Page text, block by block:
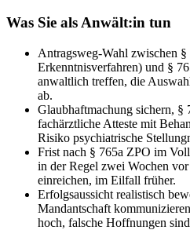
Was Sie als Anwält:in tun
Antragsweg-Wahl zwischen
Erkenntnisverfahren) und §
anwaltlich treffen, die
ab.
Glaubhaftmachung sichern, §
fachärztliche Atteste mit
Risiko psychiatrische
Frist nach § 765a ZPO im
in der Regel zwei Wochen
einreichen, im Eilfall früher.
Erfolgsaussicht realistisch
Mandantschaft
hoch, falsche Hoffnungen